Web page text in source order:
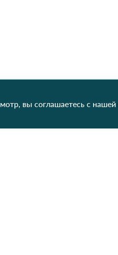
вы соглашаетесь с